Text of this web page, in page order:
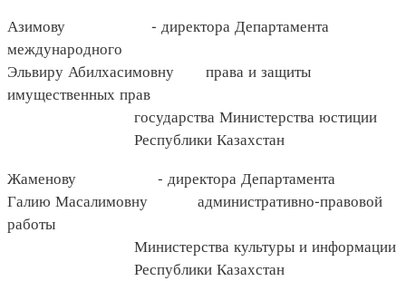
Азимову - директора Департамента
международного
Эльвиру Абилхасимовну права и защиты
имущественных прав
государства Министерства юстиции
Республики Казахстан
Жаменову - директора Департамента
Галию Масалимовну административно-правовой
работы
Министерства культуры и информации
Республики Казахстан